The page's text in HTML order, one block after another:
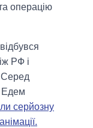
операцію
РФ і
Серед
Едем
серйозну